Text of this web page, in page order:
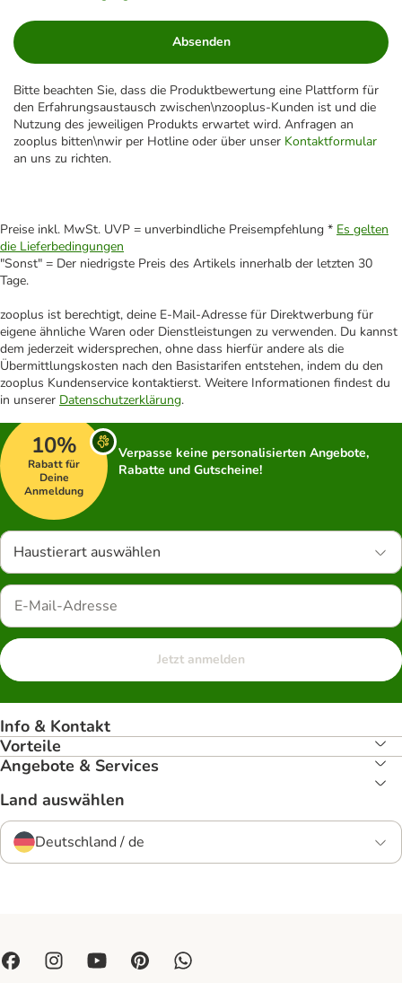
Absenden
Bitte beachten Sie, dass die Produktbewertung eine Plattform für
den Erfahrungsaustausch zwischen\nzooplus-Kunden ist und die
Nutzung des jeweiligen Produkts erwartet wird. Anfragen an
zooplus bitten\nwir per Hotline oder über unser Kontaktformular
an uns zu richten.
Preise inkl. MwSt. UVP = unverbindliche Preisempfehlung * Es gelten
die Lieferbedingungen
"Sonst" = Der niedrigste Preis des Artikels innerhalb der letzten 30
Tage.
zooplus ist berechtigt, deine E-Mail-Adresse für Direktwerbung für
eigene ähnliche Waren oder Dienstleistungen zu verwenden. Du kannst
dem jederzeit widersprechen, ohne dass hierfür andere als die
Übermittlungskosten nach den Basistarifen entstehen, indem du den
zooplus Kundenservice kontaktierst. Weitere Informationen findest du
in unserer Datenschutzerklärung.
10%
Rabatt für
Deine
Anmeldung
Verpasse keine personalisierten Angebote,
Rabatte und Gutscheine!
Haustierart auswählen
Jetzt anmelden
Info & Kontakt
Vorteile
Angebote & Services
Land auswählen
Deutschland / de